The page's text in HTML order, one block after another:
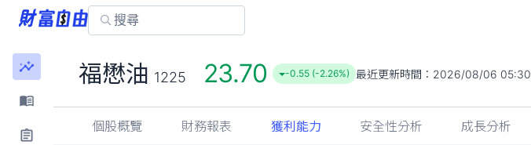
福懋油 1225 23.70 -0.55 (-2.26%) 最近更新時間： 2026/08/06 05:30
個股概覽 財務報表 獲利能力 安全性分析 成長分析